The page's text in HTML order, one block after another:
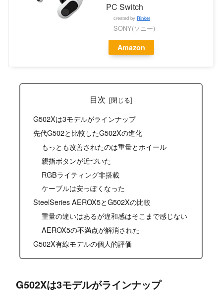
PC Switch
created by Rinker
SONY(ソニー)
Amazon
目次
G502Xは3モデルがラインナップ
先代G502と比較したG502Xの進化
もっとも改善されたのは重量とホイール
親指ボタンが近づいた
RGBライティング非搭載
ケーブルは安っぽくなった
SteelSeries AEROX5とG502Xの比較
重量の違いはあるが違和感はそこまで感じない
AEROX5の不満点が解消された
G502X有線モデルの個人的評価
G502Xは3モデルがラインナップ